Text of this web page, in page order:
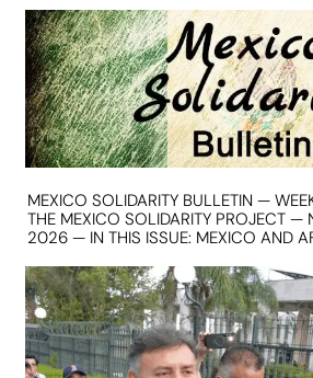
MEXICO SOLIDARITY BULLETIN —
THE MEXICO SOLIDARITY PROJECT
2026 — IN THIS ISSUE: MEXICO AND